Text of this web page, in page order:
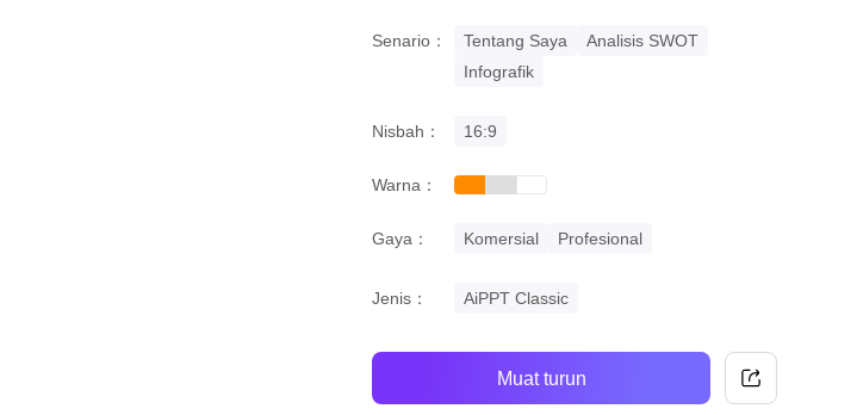
Senario： Tentang Saya
Analisis SWOT
Infografik
Nisbah： 16:9
Warna： orange
greywhite
Gaya： Komersial Profesional
Jenis： AiPPT Classic
Muat turun